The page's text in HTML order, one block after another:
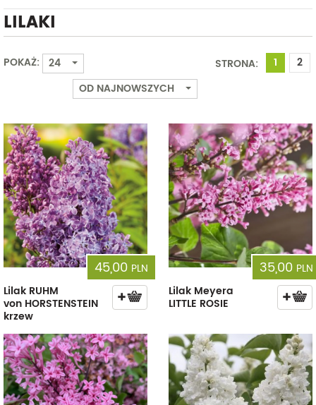
Od
LILAKI
POKAŻ: 24 STRONA: 1
2
OD NAJNOWSZYCH
45,00 PLN
Lilak RUHM
von HORSTENSTEIN
krzew
35,00 PLN
Lilak Meyera
LITTLE ROSIE